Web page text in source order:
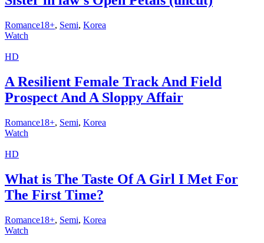
Romance18+, Semi, Korea
Watch
HD
A Resilient Female Track And Field
Prospect And A Sloppy Affair
Romance18+, Semi, Korea
Watch
HD
What is The Taste Of A Girl I Met For
The First Time?
Romance18+, Semi, Korea
Watch